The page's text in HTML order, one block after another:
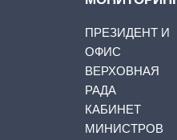
ПРЕЗИДЕНТ И
ОФИС
ВЕРХОВНАЯ
РАДА
КАБИНЕТ
МИНИСТРОВ